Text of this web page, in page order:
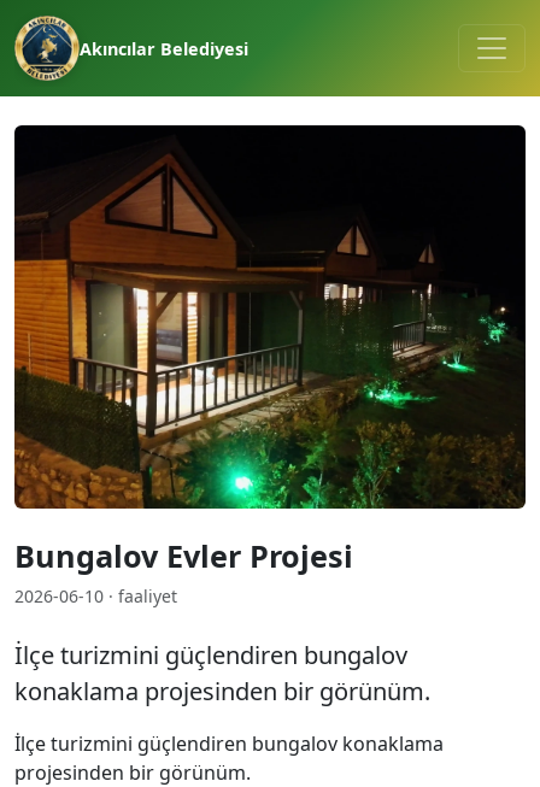
Akıncılar Belediyesi
Bungalov Evler Projesi
2026-06-10 · faaliyet
İlçe turizmini güçlendiren bungalov
konaklama projesinden bir görünüm.
İlçe turizmini güçlendiren bungalov konaklama
projesinden bir görünüm.